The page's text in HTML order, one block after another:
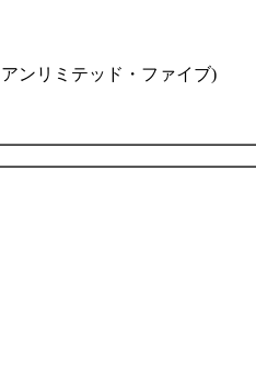
ンリミテッド・ファイブ)